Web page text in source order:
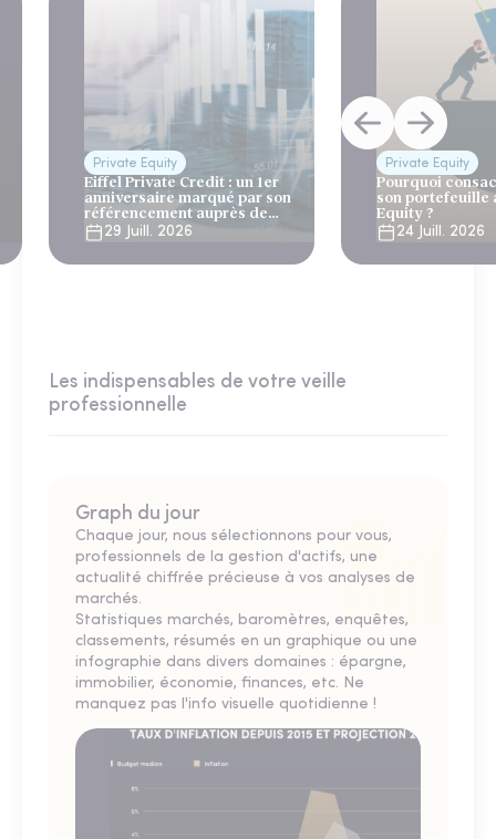
Private Equity
Eiffel Private Credit : un 1er
anniversaire marqué par son
référencement auprès de
Generali et AG2R la Mondiale
29 Juill. 2026
Private Equity
Pourquoi
son portefeuille
Equity ?
24 Juill. 2026
Les indispensables de votre veille
professionnelle
Graph du jour
Chaque jour, nous sélectionnons pour vous,
professionnels de la gestion d'actifs, une
actualité chiffrée précieuse à vos analyses de
marchés.
Statistiques marchés, baromètres, enquêtes,
classements, résumés en un graphique ou une
infographie dans divers domaines : épargne,
immobilier, économie, finances, etc. Ne
manquez pas l'info visuelle quotidienne !